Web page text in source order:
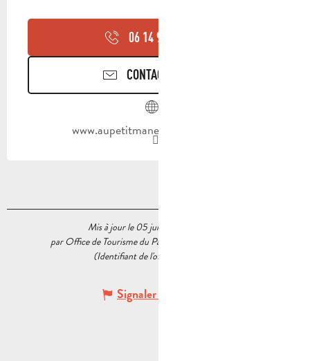
06 14 92 01
CONTACTEZ-NOUS
www.aupetitmanege.blogspot.com
Mis à jour le 05 juillet 2023 à 15:16
par Office de Tourisme du Pays d’Aubagne et de l’Étoile
(Identifiant de l'offre :
Signaler une erreur